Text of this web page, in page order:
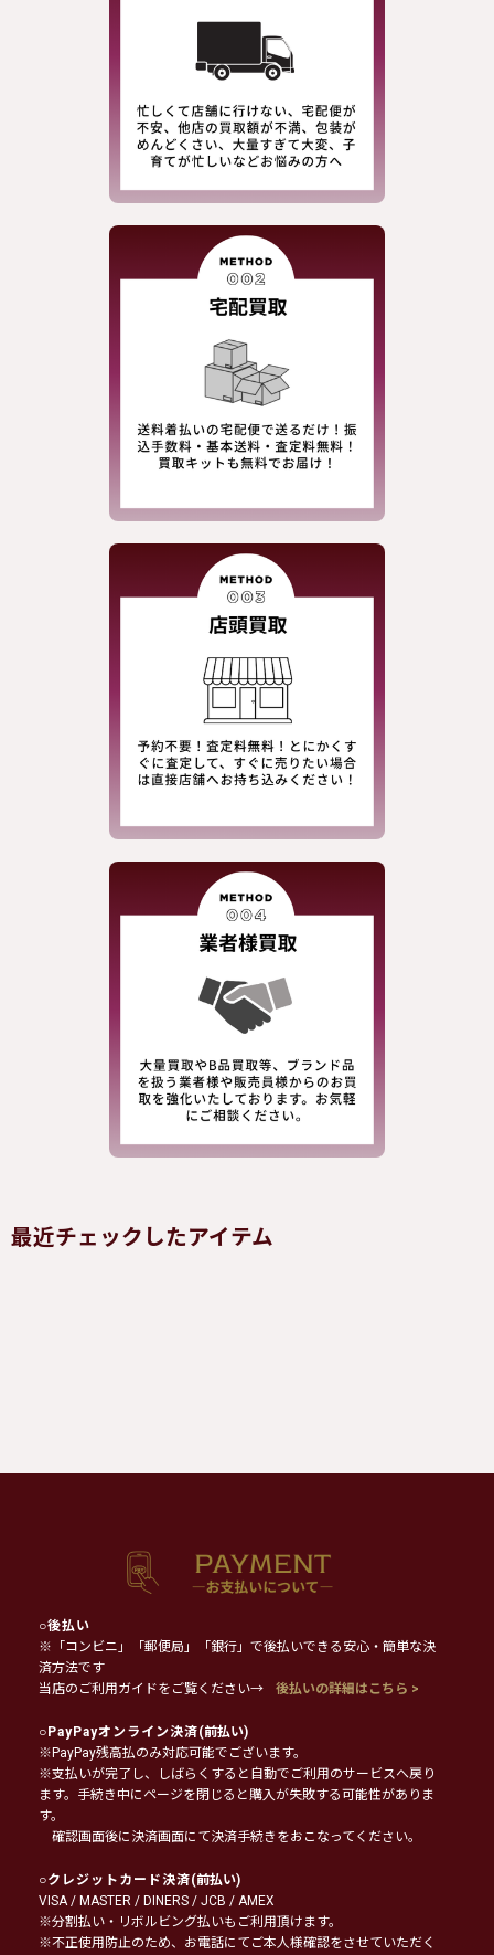
最近チェックしたアイテム
○後払い
※「コンビニ」「郵便局」「銀行」で後払いできる安心・簡単な決
済方法です
当店のご利用ガイドをご覧ください→
後払いの詳細はこちら >
○PayPayオンライン決済(前払い)
※PayPay残高払のみ対応可能でございます。
※支払いが完了し、しばらくすると自動でご利用のサービスへ戻り
ます。手続き中にページを閉じると購入が失敗する可能性がありま
す。
確認画面後に決済画面にて決済手続きをおこなってください。
○クレジットカード決済(前払い)
VISA / MASTER / DINERS / JCB / AMEX
※分割払い・リボルビング払いもご利用頂けます。
※不正使用防止のため、お電話にてご本人様確認をさせていただく